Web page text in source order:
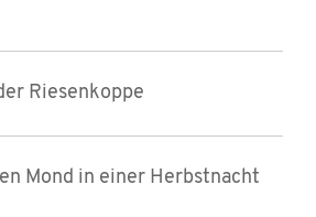
Riesenkoppe
Mond in einer Herbstnacht